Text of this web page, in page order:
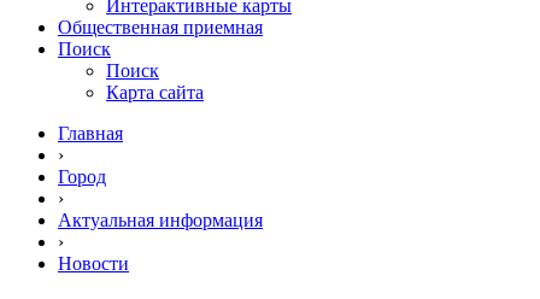
Интерактивные карты
Общественная приемная
Поиск
Поиск
Карта сайта
Главная
›
Город
›
Актуальная информация
›
Новости